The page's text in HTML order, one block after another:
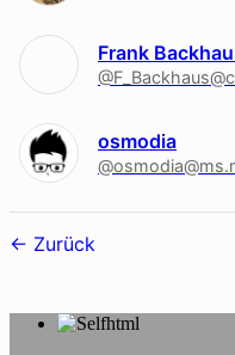
Frank
osmodia
Follower-
Zurück